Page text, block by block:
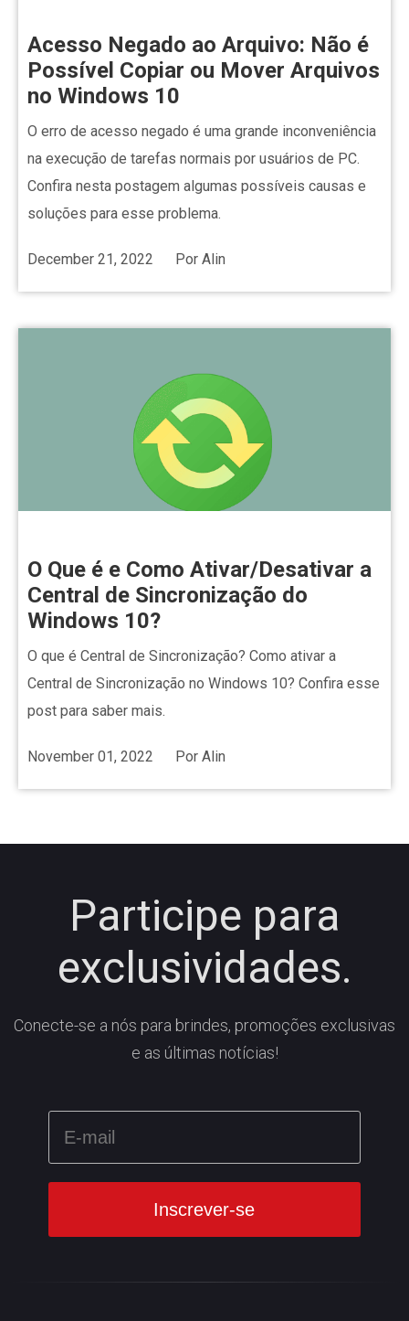
Acesso Negado ao Arquivo: Não é
Possível Copiar ou Mover Arquivos
no Windows 10
O erro de acesso negado é uma grande inconveniência
na execução de tarefas normais por usuários de PC.
Confira nesta postagem algumas possíveis causas e
soluções para esse problema.
December 21, 2022 Por Alin
O Que é e Como Ativar/Desativar a
Central de Sincronização do
Windows 10?
O que é Central de Sincronização? Como ativar a
Central de Sincronização no Windows 10? Confira esse
post para saber mais.
November 01, 2022 Por Alin
Participe para
exclusividades.
Conecte-se a nós para brindes, promoções exclusivas
e as últimas notícias!